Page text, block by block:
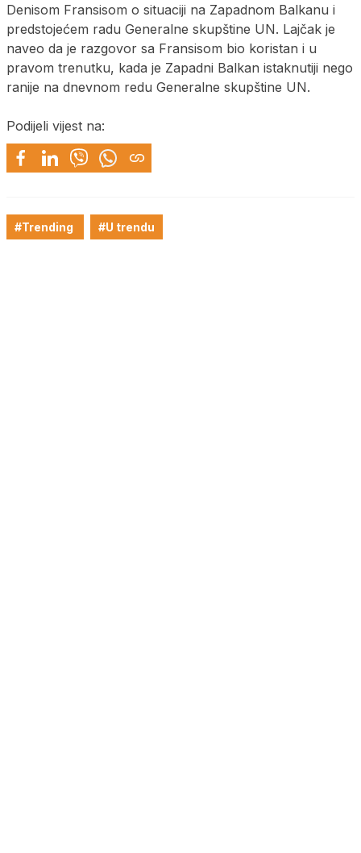
Denisom Fransisom o situaciji na Zapadnom Balkanu i
predstojećem radu Generalne skupštine UN. Lajčak je
naveo da je razgovor sa Fransisom bio koristan i u
pravom trenutku, kada je Zapadni Balkan istaknutiji nego
ranije na dnevnom redu Generalne skupštine UN.
Podijeli vijest na:
#Trending #U trendu